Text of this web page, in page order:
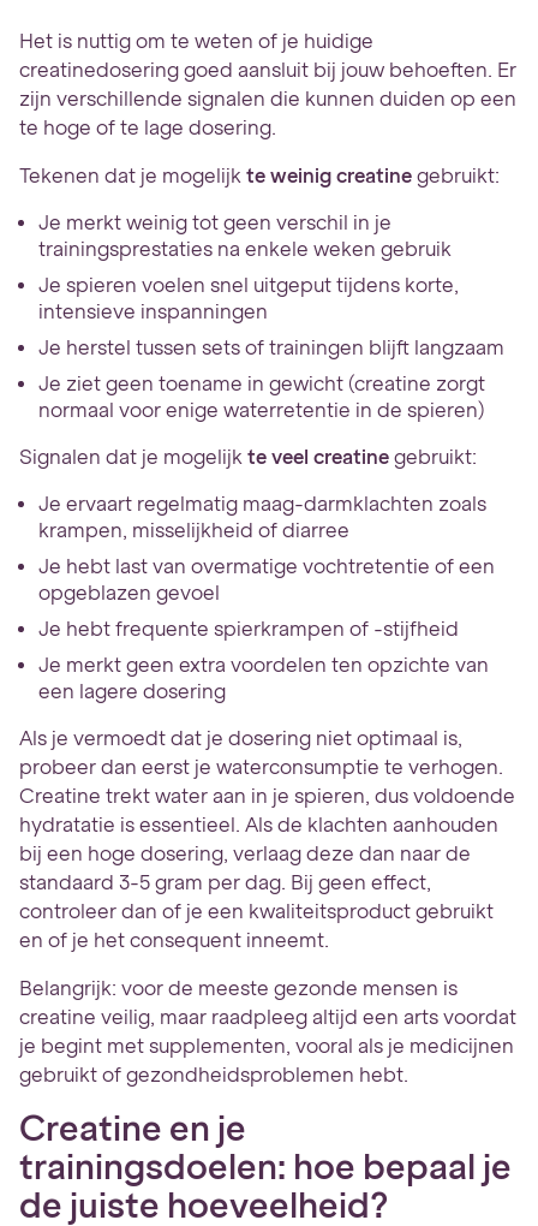
Het is nuttig om te weten of je huidige
creatinedosering goed aansluit bij jouw behoeften. Er
zijn verschillende signalen die kunnen duiden op een
te hoge of te lage dosering.
Tekenen dat je mogelijk te weinig creatine gebruikt:
Je merkt weinig tot geen verschil in je
trainingsprestaties na enkele weken gebruik
Je spieren voelen snel uitgeput tijdens korte,
intensieve inspanningen
Je herstel tussen sets of trainingen blijft langzaam
Je ziet geen toename in gewicht (creatine zorgt
normaal voor enige waterretentie in de spieren)
Signalen dat je mogelijk te veel creatine gebruikt:
Je ervaart regelmatig maag-darmklachten zoals
krampen, misselijkheid of diarree
Je hebt last van overmatige vochtretentie of een
opgeblazen gevoel
Je hebt frequente spierkrampen of -stijfheid
Je merkt geen extra voordelen ten opzichte van
een lagere dosering
Als je vermoedt dat je dosering niet optimaal is,
probeer dan eerst je waterconsumptie te verhogen.
Creatine trekt water aan in je spieren, dus voldoende
hydratatie is essentieel. Als de klachten aanhouden
bij een hoge dosering, verlaag deze dan naar de
standaard 3-5 gram per dag. Bij geen effect,
controleer dan of je een kwaliteitsproduct gebruikt
en of je het consequent inneemt.
Belangrijk: voor de meeste gezonde mensen is
creatine veilig, maar raadpleeg altijd een arts voordat
je begint met supplementen, vooral als je medicijnen
gebruikt of gezondheidsproblemen hebt.
Creatine en je
trainingsdoelen: hoe bepaal je
de juiste hoeveelheid?